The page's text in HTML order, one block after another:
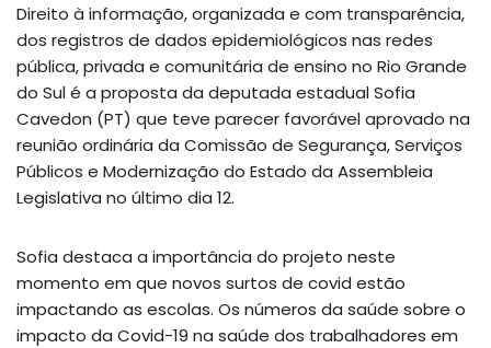
Direito à informação, organizada e com transparência,
dos registros de dados epidemiológicos nas redes
pública, privada e comunitária de ensino no Rio Grande
do Sul é a proposta da deputada estadual Sofia
Cavedon (PT) que teve parecer favorável aprovado na
reunião ordinária da Comissão de Segurança, Serviços
Públicos e Modernização do Estado da Assembleia
Legislativa no último dia 12.
Sofia destaca a importância do projeto neste
momento em que novos surtos de covid estão
impactando as escolas. Os números da saúde sobre o
impacto da Covid-19 na saúde dos trabalhadores em